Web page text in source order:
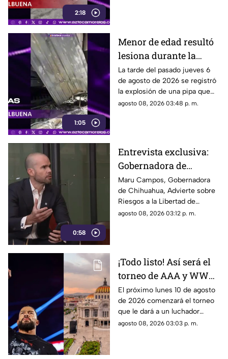
2:18
1:05
Menor de edad resultó
lesiona durante la
explosión de pipa de
gas LP en Cuernavaca,
¿cuál es su estado de
salud?
La tarde del pasado jueves 6
de agosto de 2026 se registró
la explosión de una pipa que
transportaba gas LP en la
agosto 08, 2026 03:48 p. m.
0:58
Entrevista exclusiva:
Gobernadora de
Chihuahua advierte
sobre riesgos a la
libertad de expresión
Maru Campos, Gobernadora
de Chihuahua, Advierte sobre
Riesgos a la Libertad de
Expresión.
agosto 08, 2026 03:12 p. m.
¡Todo listo! Así será el
torneo de AAA y WWE
para ser el
contendiente número 1
por el cinturón de
Roman Reigns en
El próximo lunes 10 de agosto
de 2026 comenzará el torneo
que le dará a un luchador
mexicano la oportunidad de
agosto 08, 2026 03:03 p. m.